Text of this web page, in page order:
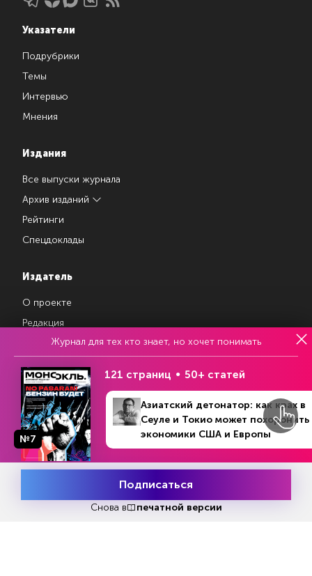
Указатели
Подрубрики
Темы
Интервью
Мнения
Издания
Все выпуски журнала
Архив изданий
Рейтинги
Спецдоклады
Издатель
О проекте
Редакция
Авторы
Магазин подписок
Рекламодателям
Посодействуй Monocle.ru
Свидетельство о регистрации средства массовой информации Эл
Попробовать
Журнал для тех кто знает, но хочет понимать
№7
121 страниц 50+ статей
Азиатский детонатор: как крах в
Сеуле и Токио может похоронить
экономики США и Европы
Подписаться
Снова в печатной версии